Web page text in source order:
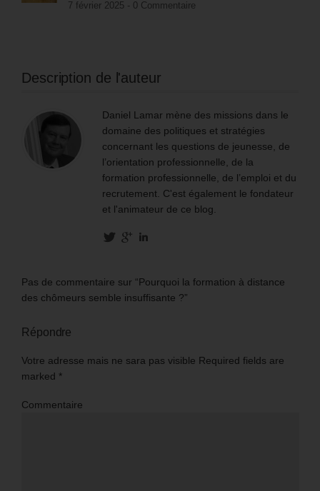
7 février 2025 - 0 Commentaire
Description de l'auteur
Daniel Lamar mène des missions dans le
domaine des politiques et stratégies
concernant les questions de jeunesse, de
l’orientation professionnelle, de la
formation professionnelle, de l’emploi et du
recrutement. C'est également le fondateur
et l'animateur de ce blog.
Pas de commentaire sur “Pourquoi la formation à distance
des chômeurs semble insuffisante ?”
Répondre
Votre adresse mais ne sara pas visible Required fields are
marked *
Commentaire